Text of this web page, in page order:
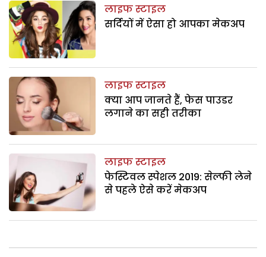
लाइफ स्टाइल
सर्दियों में ऐसा हो आपका मेकअप
लाइफ स्टाइल
क्या आप जानते हैं, फेस पाउडर
लगाने का सही तरीका
लाइफ स्टाइल
फेस्टिवल स्पेशल 2019: सेल्फी लेने
से पहले ऐसे करें मेकअप